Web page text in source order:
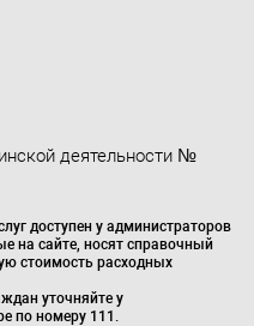
деятельности №
доступен у администраторов
на сайте, носят справочный
стоимость расходных
уточняйте у
по номеру 111.